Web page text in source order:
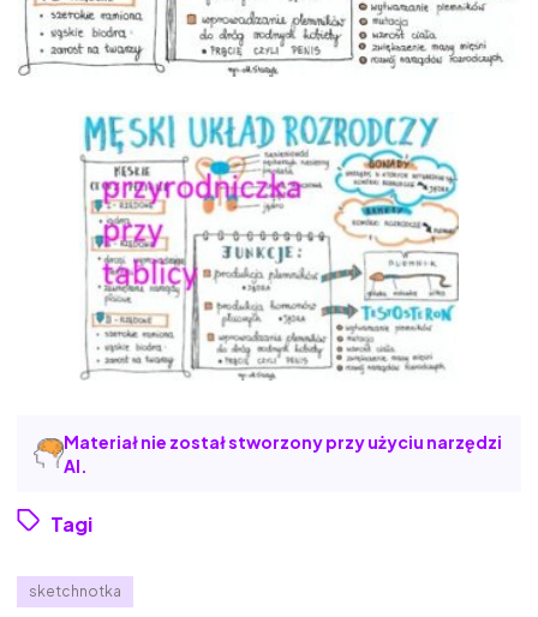
Materiał nie został stworzony przy użyciu narzędzi
AI.
Tagi
sketchnotka